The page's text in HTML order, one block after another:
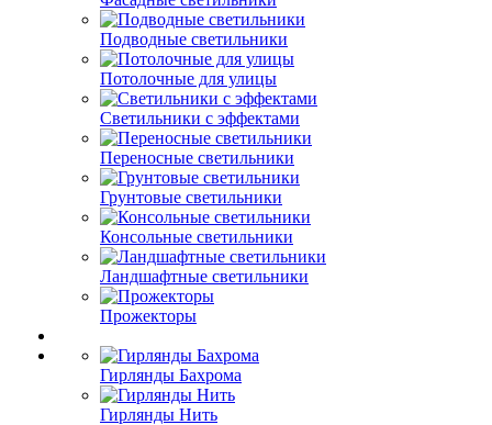
Подводные светильники
Потолочные для улицы
Светильники с эффектами
Переносные светильники
Грунтовые светильники
Консольные светильники
Ландшафтные светильники
Прожекторы
Гирлянды Бахрома
Гирлянды Нить